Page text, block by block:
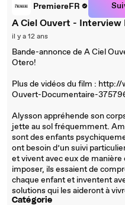
PremiereFR
A Ciel Ouvert - Interview
il y a 12 ans
Bande-annonce de A Ciel
Otero!
Plus de vidéos du film :
Ouvert-Documentaire-
Alysson appréhende son
jette au sol fréquemment.
sont des enfants
ont besoin d’un suivi
et vivent avec eux de
imposer, ils essaient de
chaque enfant et inventent
solutions qui les aideront à
Catégorie